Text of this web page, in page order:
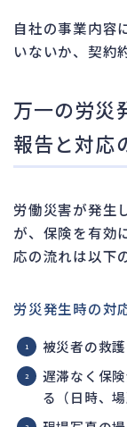
自社の事業内容
いないか、契約
万一の労災
報告と対応
労働災害が発生
が、保険を有効
応の流れは以下
労災発生時の対
被災者の救
遅滞なく保
る（日時、